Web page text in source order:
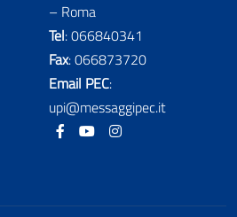
– Roma
Tel:066840341
Fax:066873720
Email PEC:
upi@messaggipec.it
FacebookYoutube